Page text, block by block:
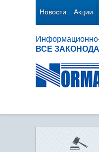
Новости Акции
ВСЕ